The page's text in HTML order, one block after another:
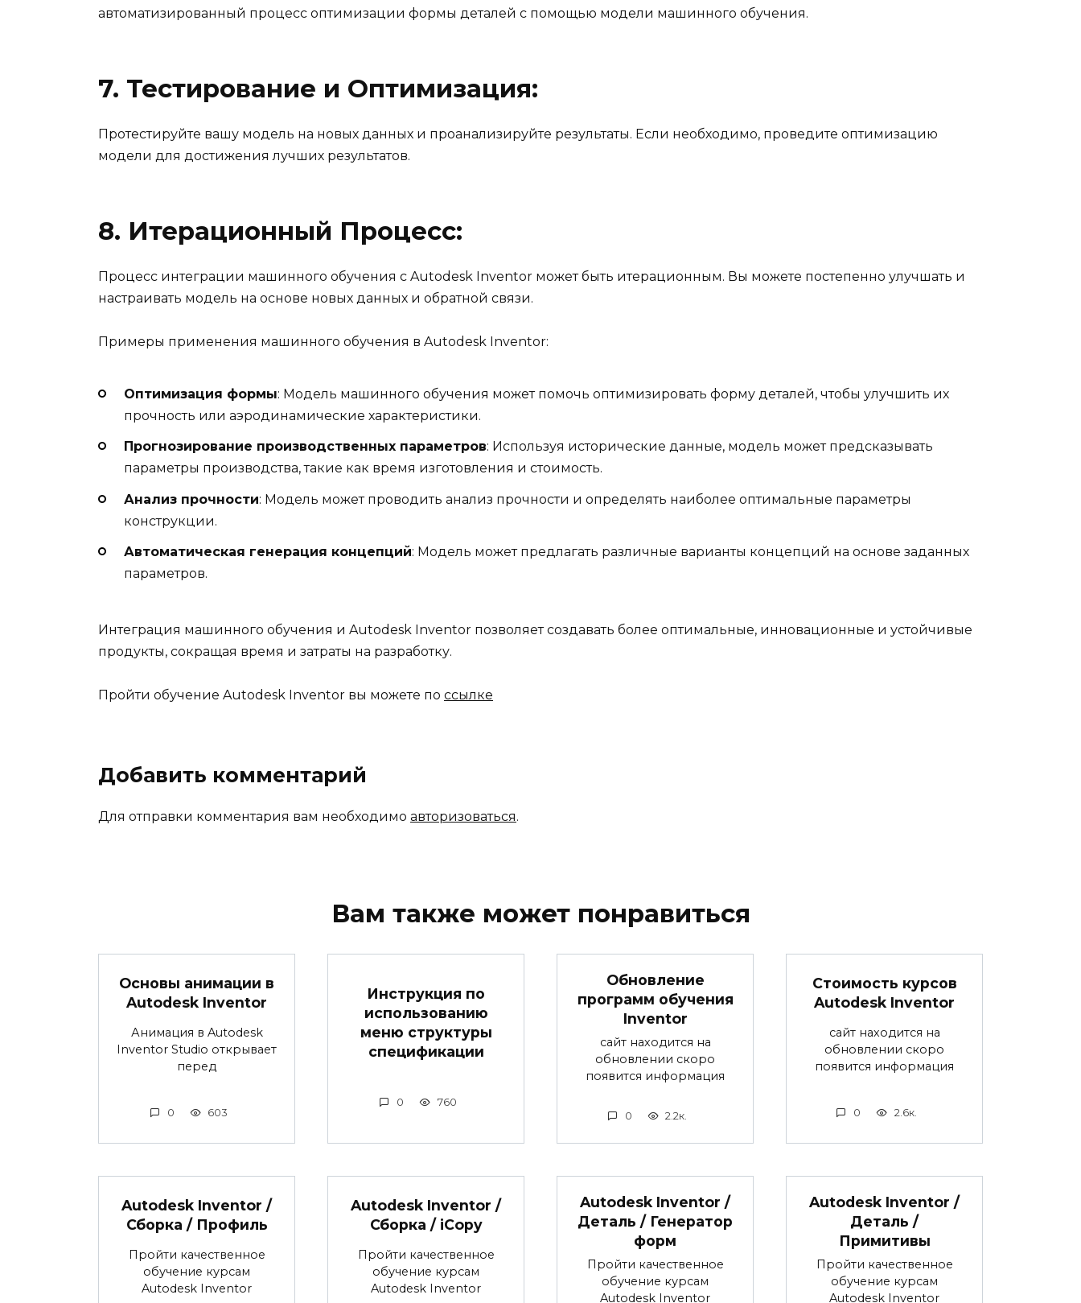
автоматизированный процесс оптимизации формы деталей с помощью модели машинного обучения.
7. Тестирование и Оптимизация:
Протестируйте вашу модель на новых данных и проанализируйте результаты. Если необходимо, проведите оптимизацию
модели для достижения лучших результатов.
8. Итерационный Процесс:
Процесс интеграции машинного обучения с Autodesk Inventor может быть итерационным. Вы можете постепенно улучшать и
настраивать модель на основе новых данных и обратной связи.
Примеры применения машинного обучения в Autodesk Inventor:
Оптимизация формы: Модель машинного обучения может помочь оптимизировать форму деталей, чтобы улучшить их
прочность или аэродинамические характеристики.
Прогнозирование производственных параметров: Используя исторические данные, модель может предсказывать
параметры производства, такие как время изготовления и стоимость.
Анализ прочности: Модель может проводить анализ прочности и определять наиболее оптимальные параметры
конструкции.
Автоматическая генерация концепций: Модель может предлагать различные варианты концепций на основе заданных
параметров.
Интеграция машинного обучения и Autodesk Inventor позволяет создавать более оптимальные, инновационные и устойчивые
продукты, сокращая время и затраты на разработку.
Пройти обучение Autodesk Inventor вы можете по ссылке
Добавить комментарий
Для отправки комментария вам необходимо авторизоваться.
Вам также может понравиться
Основы анимации в
Autodesk Inventor
Анимация в Autodesk
Inventor Studio открывает
перед
0 603
Инструкция по
использованию
меню структуры
спецификации
0 760
Обновление
программ обучения
Inventor
сайт находится на
обновлении скоро
появится информация
0 2.2к.
Стоимость курсов
Autodesk Inventor
сайт находится на
обновлении скоро
появится информация
0 2.6к.
Autodesk Inventor /
Сборка / Профиль
Пройти качественное
обучение курсам
Autodesk Inventor
Autodesk Inventor /
Сборка / iCopy
Пройти качественное
обучение курсам
Autodesk Inventor
Autodesk Inventor /
Деталь / Генератор
форм
Пройти качественное
обучение курсам
Autodesk Inventor
Autodesk Inventor /
Деталь /
Примитивы
Пройти качественное
обучение курсам
Autodesk Inventor